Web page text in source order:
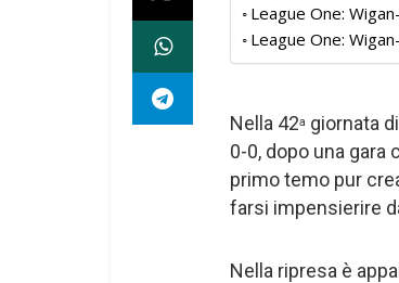
League One:
League One:
Nella 42a giornata di
0-0, dopo una gara
primo temo pur
farsi impensierire
Nella ripresa è